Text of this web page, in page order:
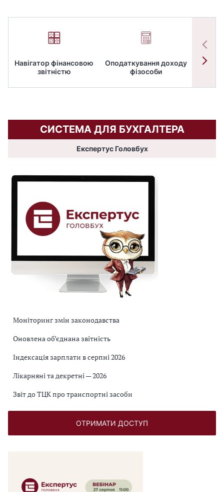
Навігатор фінансовою
звітністю
Оподаткування доходу
фізособи
СИСТЕМА ДЛЯ БУХГАЛТЕРА
Експертус Головбух
Моніторинг змін законодавства
Оновлена об’єднана звітність
Індексація зарплати в серпні 2026
Лікарняні та декретні — 2026
Звіт до ТЦК про транспортні засоби
ОТРИМАТИ ДОСТУП